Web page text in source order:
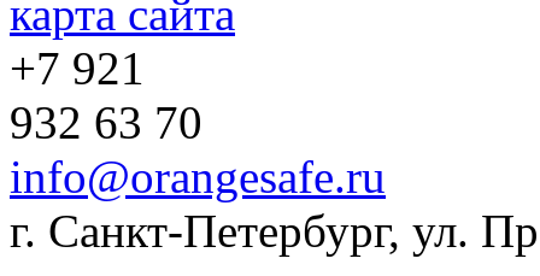
карта сайта
+7 921
932 63 70
info@orangesafe.ru
г. Санкт-Петербург, ул.